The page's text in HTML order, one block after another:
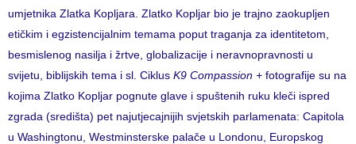
umjetnika Zlatka Kopljara. Zlatko Kopljar bio je trajno zaokupljen
etičkim i egzistencijalnim temama poput traganja za identitetom,
besmislenog nasilja i žrtve, globalizacije i neravnopravnosti u
svijetu, biblijskih tema i sl. Ciklus K9 Compassion + fotografije su na
kojima Zlatko Kopljar pognute glave i spuštenih ruku kleči ispred
zgrada (središta) pet najutjecajnijih svjetskih parlamenata: Capitola
u Washingtonu, Westminsterske palače u Londonu, Europskog